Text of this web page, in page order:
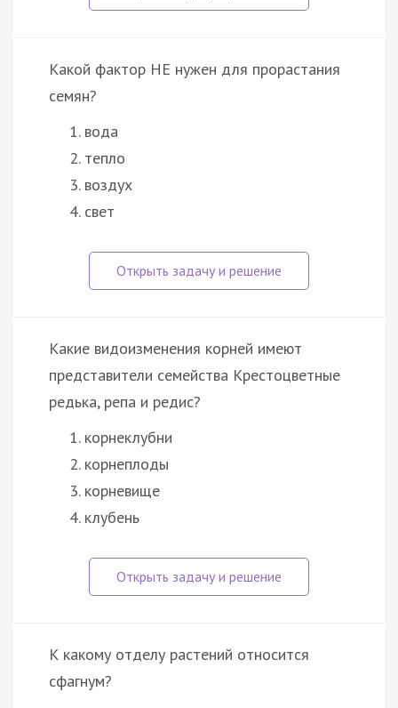
Какой фактор НЕ нужен для прорастания
семян?
вода
тепло
воздух
свет
Какие видоизменения корней имеют
представители семейства Крестоцветные
редька, репа и редис?
корнеклубни
корнеплоды
корневище
клубень
К какому отделу растений относится
сфагнум?